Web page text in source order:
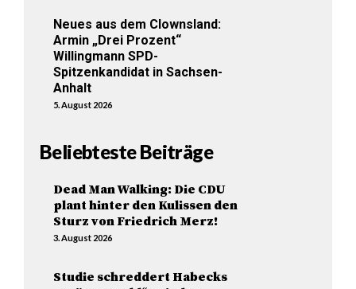
Neues aus dem Clownsland:
Armin „Drei Prozent“
Willingmann SPD-
Spitzenkandidat in Sachsen-
Anhalt
5. August 2026
Beliebteste Beiträge
Dead Man Walking: Die CDU
plant hinter den Kulissen den
Sturz von Friedrich Merz!
3. August 2026
Studie schreddert Habecks